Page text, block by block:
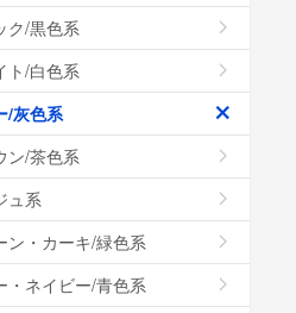
ク/黒色系
ト/白色系
/灰色系
ン/茶色系
ュ系
ン・カーキ/緑色系
・ネイビー/青色系